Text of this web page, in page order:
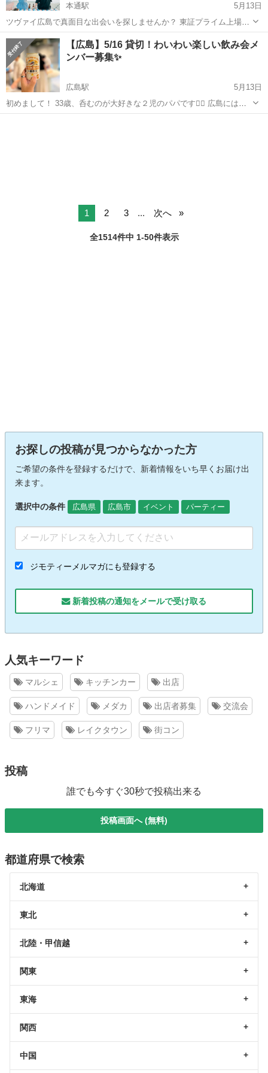
本通駅
5月13日
ツヴァイ広島で真面目な出会いを探しませんか？ 東証プライム上場企
業「IBJ」が運営するIBJMatchingは、 安心・安全な婚活パーティーで
す！ ■お申し込み・詳細はこちら https://www.pa...
広島 広島市 本通駅 パーティー IBJ
【広島】5/16 貸切！わいわい楽しい飲み会メ
ンバー募集✨
広島駅
5月13日
初めまして！ 33歳、呑むのが大好きな２児のパパです🙋‍♂️ 広島にはい
ろんなサークルがありますが、 ここでは20〜30代限定で、 おしゃれ
1 2 3 ... 次へ
全1514件中 1-50件表示
お探しの投稿が見つからなかった方
ご希望の条件を登録するだけで、新着情報をいち早くお届け出
来ます。
選択中の条件 広島県 広島市 イベント パーティー
ジモティーメルマガにも登録する
新着投稿の通知をメールで受け取る
人気キーワード
マルシェ キッチンカー 出店
ハンドメイド メダカ 出店者募集 交流会
フリマ レイクタウン 街コン
投稿
誰でも今すぐ30秒で投稿出来る
投稿画面へ (無料)
都道府県で検索
北海道
東北
北陸・甲信越
関東
東海
関西
中国